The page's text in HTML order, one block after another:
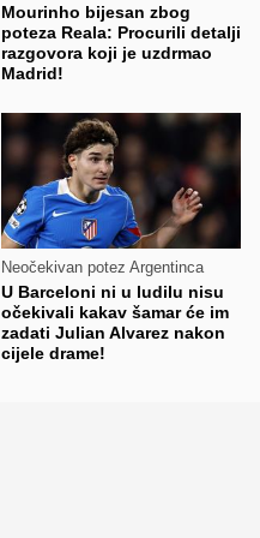
Mourinho bijesan zbog
poteza Reala: Procurili detalji
razgovora koji je uzdrmao
Madrid!
Neočekivan potez Argentinca
U Barceloni ni u ludilu nisu
očekivali kakav šamar će im
zadati Julian Alvarez nakon
cijele drame!